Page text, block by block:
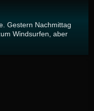
Gestern Nachmittag
Windsurfen, aber